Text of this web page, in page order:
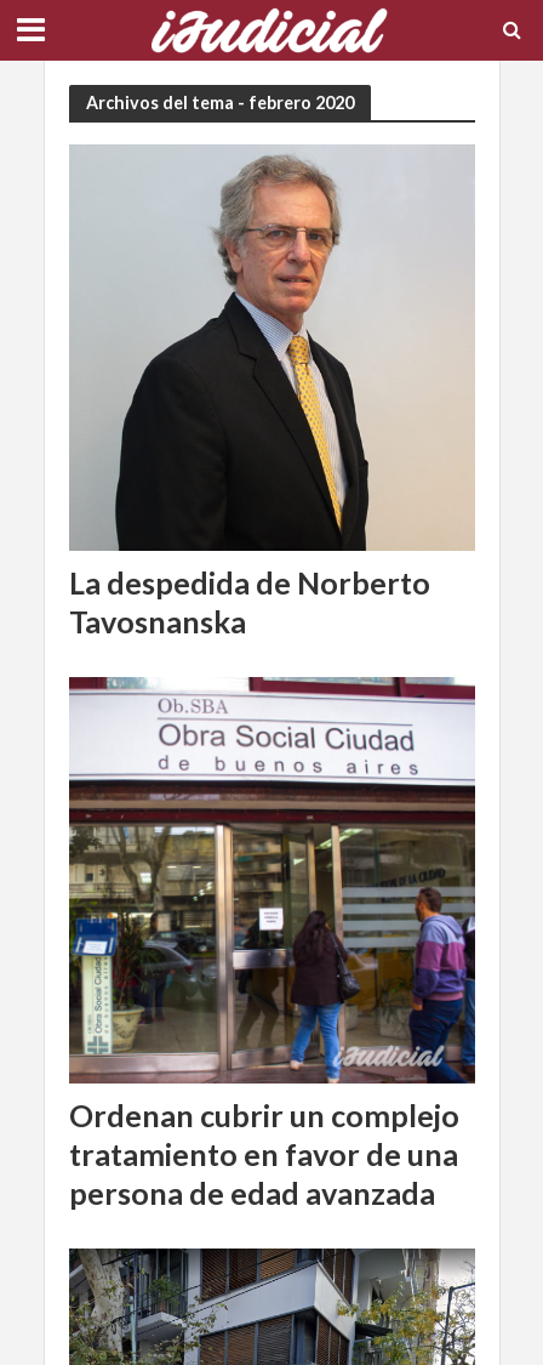
Archivos del tema - febrero 2020
La despedida de Norberto
Tavosnanska
Ordenan cubrir un complejo
tratamiento en favor de una
persona de edad avanzada